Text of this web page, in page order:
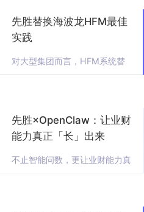
先胜替换海波龙HFM最佳
实践
对大型集团而言，HFM系统替
先胜×OpenClaw：让业财
能力真正「长」出来
不止智能问数，更让业财能力真